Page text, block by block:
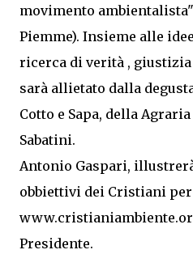
movimento
Piemme). Insieme alle
ricerca di verità ,
sarà allietato dalla
Cotto e Sapa, della
Sabatini.
Antonio Gaspari,
obbiettivi dei Cristiani
Presidente.